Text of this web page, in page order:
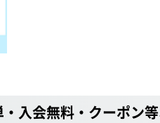
入会無料・クーポン